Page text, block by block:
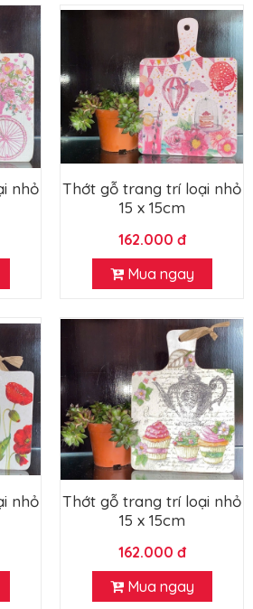
nhỏ
Thớt gỗ trang trí loại nhỏ
15 x 15cm
162.000 đ
Mua ngay
nhỏ
Thớt gỗ trang trí loại nhỏ
15 x 15cm
162.000 đ
Mua ngay